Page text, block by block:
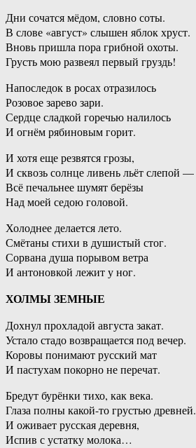
Дни сочатся мёдом, словно соты.
В слове «август» слышен яблок хруст.
Вновь пришла пора грибной охоты.
Грусть мою развеял первый груздь!
Напоследок в росах отразилось
Розовое зарево зари.
Сердце сладкой горечью налилось
И огнём рябиновым горит.
И хотя еще резвятся грозы,
И сквозь солнце ливень льёт слепой —
Всё печальнее шумят берёзы
Над моей седою головой.
Холоднее делается лето.
Смётаны стихи в душистый стог.
Сорвана душа порывом ветра
И антоновкой лежит у ног.
ХОЛМЫ ЗЕМНЫЕ
Дохнул прохладой августа закат.
Устало стадо возвращается под вечер.
Коровы понимают русский мат
И пастухам покорно не перечат.
Бредут бурёнки тихо, как века.
Глаза полны какой-то грустью древней.
И оживает русская деревня,
Испив с устатку молока…